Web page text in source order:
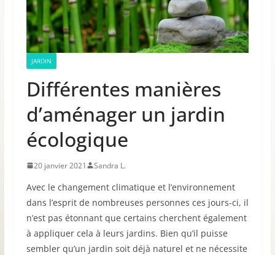
JARDIN
Différentes manières
d’aménager un jardin
écologique
20 janvier 2021 Sandra L.
Avec le changement climatique et l’environnement
dans l’esprit de nombreuses personnes ces jours-ci, il
n’est pas étonnant que certains cherchent également
à appliquer cela à leurs jardins. Bien qu’il puisse
sembler qu’un jardin soit déjà naturel et ne nécessite